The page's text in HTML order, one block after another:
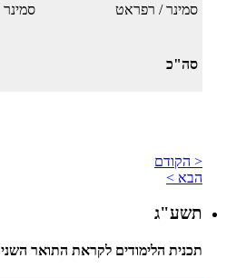
סמינר / רפראט סמינר
סה"כ
< הקודם
הבא >
תשע"ג
תכנית הלימודים לקראת התואר השני